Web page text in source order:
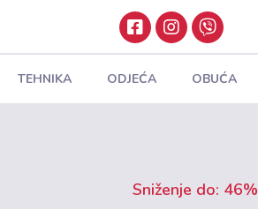
TEHNIKA ODJEĆA OBUĆA
Sniženje do: 46%